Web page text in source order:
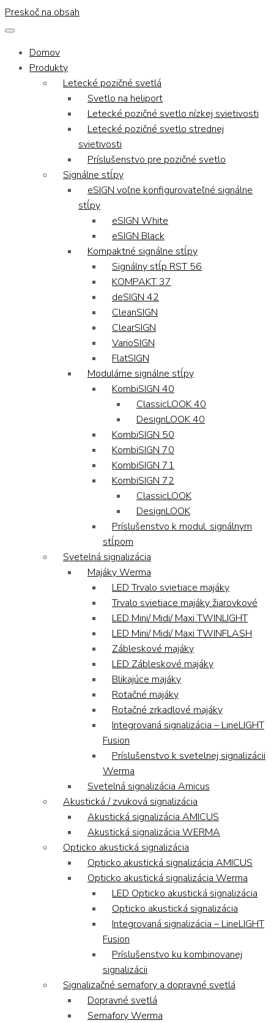
Preskoč na obsah
Domov
Produkty
Letecké pozičné svetlá
Svetlo na heliport
Letecké pozičné svetlo nízkej svietivosti
Letecké pozičné svetlo strednej
svietivosti
Príslušenstvo pre pozičné svetlo
Signálne stĺpy
eSIGN voľne konfigurovateľné signálne
stĺpy
eSIGN White
eSIGN Black
Kompaktné signálne stĺpy
Signálny stĺp RST 56
KOMPAKT 37
deSIGN 42
CleanSIGN
ClearSIGN
VarioSIGN
FlatSIGN
Modulárne signálne stĺpy
KombiSIGN 40
ClassicLOOK 40
DesignLOOK 40
KombiSIGN 50
KombiSIGN 70
KombiSIGN 71
KombiSIGN 72
ClassicLOOK
DesignLOOK
Príslušenstvo k modul. signálnym
stĺpom
Svetelná signalizácia
Majáky Werma
LED Trvalo svietiace majáky
Trvalo svietiace majáky žiarovkové
LED Mini/ Midi/ Maxi TWINLIGHT
LED Mini/ Midi/ Maxi TWINFLASH
Zábleskové majáky
LED Zábleskové majáky
Blikajúce majáky
Rotačné majáky
Rotačné zrkadlové majáky
Integrovaná signalizácia – LineLIGHT
Fusion
Príslušenstvo k svetelnej signalizácii
Werma
Svetelná signalizácia Amicus
Akustická / zvuková signalizácia
Akustická signalizácia AMICUS
Akustická signalizácia WERMA
Opticko akustická signalizácia
Opticko akustická signalizácia AMICUS
Opticko akustická signalizácia Werma
LED Opticko akustická signalizácia
Opticko akustická signalizácia
Integrovaná signalizácia – LineLIGHT
Fusion
Príslušenstvo ku kombinovanej
signalizácii
Signalizačné semafory a dopravné svetlá
Dopravné svetlá
Semafory Werma